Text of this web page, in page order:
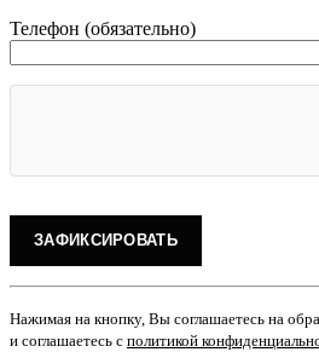
Телефон (обязательно)
Нажимая на кнопку, Вы соглашаетесь на
и соглашаетесь с политикой